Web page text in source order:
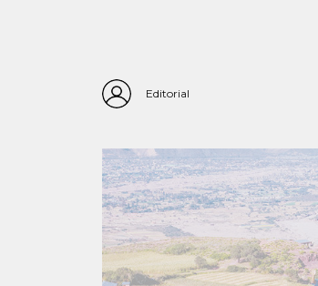
Editorial